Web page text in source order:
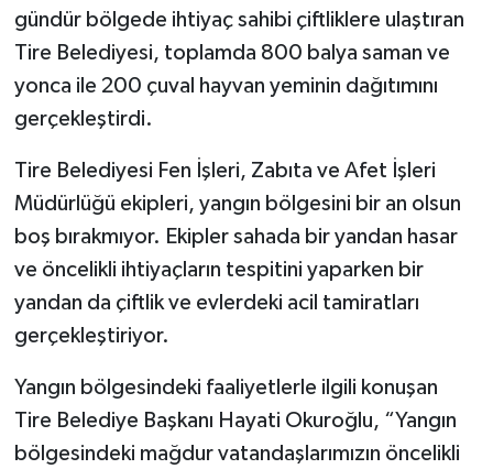
gündür bölgede ihtiyaç sahibi çiftliklere ulaştıran
Tire Belediyesi, toplamda 800 balya saman ve
yonca ile 200 çuval hayvan yeminin dağıtımını
gerçekleştirdi.
Tire Belediyesi Fen İşleri, Zabıta ve Afet İşleri
Müdürlüğü ekipleri, yangın bölgesini bir an olsun
boş bırakmıyor. Ekipler sahada bir yandan hasar
ve öncelikli ihtiyaçların tespitini yaparken bir
yandan da çiftlik ve evlerdeki acil tamiratları
gerçekleştiriyor.
Yangın bölgesindeki faaliyetlerle ilgili konuşan
Tire Belediye Başkanı Hayati Okuroğlu, “Yangın
bölgesindeki mağdur vatandaşlarımızın öncelikli